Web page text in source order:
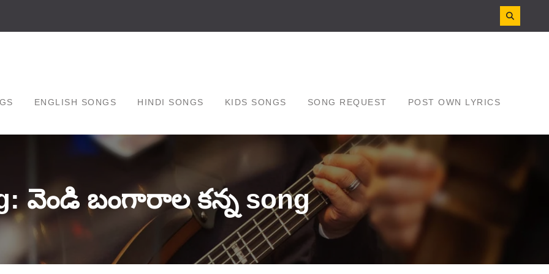
ENGLISH SONGS HINDI SONGS KIDS SONGS SONG REQUEST POST OWN LYRICS
వెండి బంగారాల కన్న song